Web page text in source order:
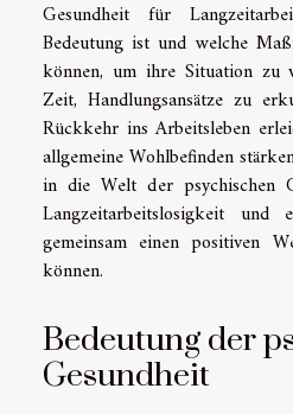
Gesundheit für
Bedeutung ist und welche
können, um ihre Situation zu
Zeit, Handlungsansätze zu
Rückkehr ins Arbeitsleben
allgemeine Wohlbefinden
in die Welt der psychischen
Langzeitarbeitslosigkeit
gemeinsam einen positiven
können.
Bedeutung der
Gesundheit